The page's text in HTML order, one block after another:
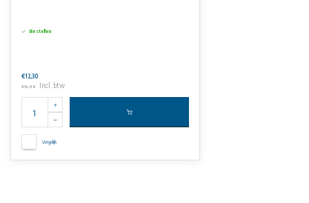
Bestellen
€12,30
€14,88 Incl. btw
Vergelijk